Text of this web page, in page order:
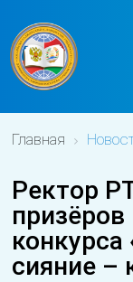
Главная
Ректор
призёров
сияние –